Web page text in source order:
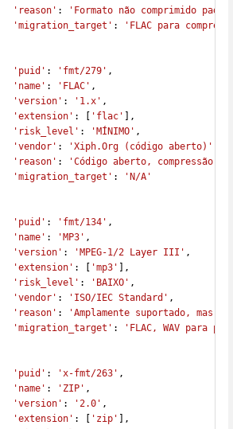
'reason' :
'Formato não comprimido
'migration_target' :
'FLAC para
'puid' : 'fmt/279' ,
'name' : 'FLAC' ,
'version' : '1.x' ,
'extension' : [ 'flac'
],
'risk_level' : 'MÍNIMO' ,
'vendor' : 'Xiph.Org (código aberto)'
'reason' :
'Código aberto, compressão
'migration_target' :
'N/A'
'puid' : 'fmt/134' ,
'name' : 'MP3' ,
'version' : 'MPEG-1/2 Layer III' ,
'extension' : [ 'mp3'
],
'risk_level' : 'BAIXO' ,
'vendor' : 'ISO/IEC Standard' ,
'reason' :
'Amplamente suportado, mas
'migration_target' :
'FLAC, WAV para
'puid' : 'x-fmt/263' ,
'name' : 'ZIP' ,
'version' : '2.0' ,
'extension' : [ 'zip'
],